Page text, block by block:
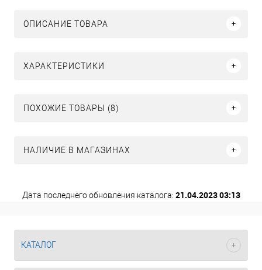
ОПИСАНИЕ ТОВАРА
ХАРАКТЕРИСТИКИ
ПОХОЖИЕ ТОВАРЫ (8)
НАЛИЧИЕ В МАГАЗИНАХ
Дата последнего обновления каталога: 21.04.2023 03:13
КАТАЛОГ